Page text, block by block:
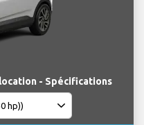
- Spécifications